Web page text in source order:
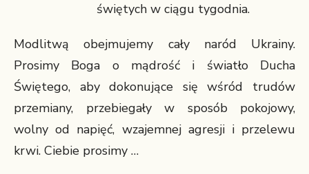
świętych w ciągu tygodnia.
Modlitwą obejmujemy cały naród Ukrainy.
Prosimy Boga o mądrość i światło Ducha
Świętego, aby dokonujące się wśród trudów
przemiany, przebiegały w sposób pokojowy,
wolny od napięć, wzajemnej agresji i przelewu
krwi. Ciebie prosimy …